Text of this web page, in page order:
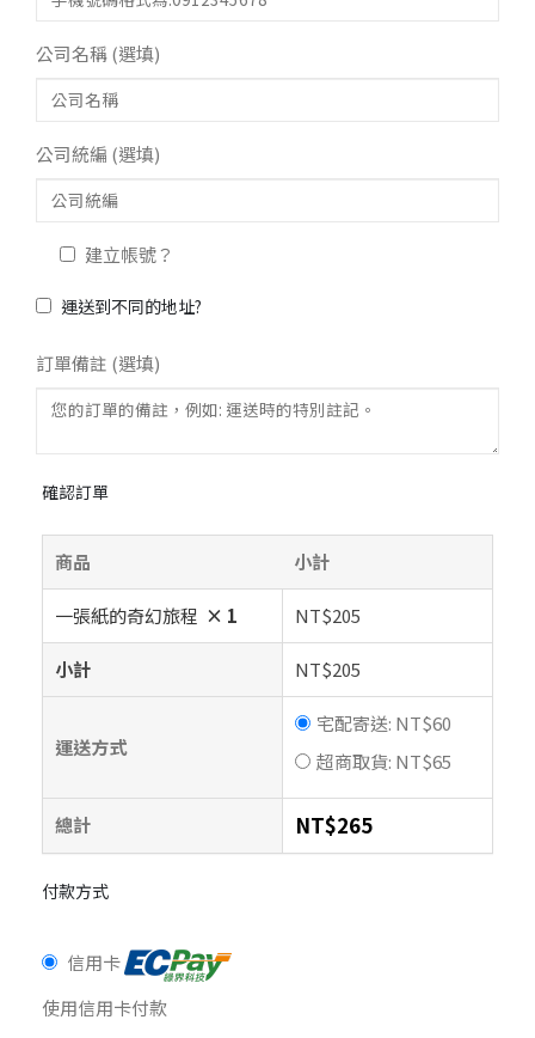
公司名稱(選填)
公司統編 (選填)
建立帳號？
運送到不同的地址?
訂單備註 (選填)
確認訂單
商品 小計
一張紙的奇幻旅程 × 1 NT$205
小計 NT$205
運送方式
宅配寄送: NT$60
超商取貨: NT$65
總計 NT$265
付款方式
信用卡
使用信用卡付款